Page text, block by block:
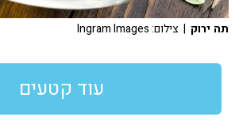
תה ירוק | צילום: Ingram Images
עוד קטעים